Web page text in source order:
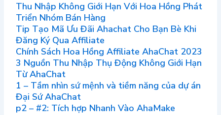
Thu Nhập Không Giới Hạn Với Hoa Hồng Phát
Triển Nhóm Bán Hàng
Tip Tạo Mã Ưu Đãi Ahachat Cho Bạn Bè Khi
Đăng Ký Qua Affiliate
Chính Sách Hoa Hồng Affiliate AhaChat 2023
3 Nguồn Thu Nhập Thụ Động Không Giới Hạn
Từ AhaChat
1 – Tầm nhìn sứ mệnh và tiềm năng của dự án
Đại Sứ AhaChat
p2 – #2: Tích hợp Nhanh Vào AhaMake